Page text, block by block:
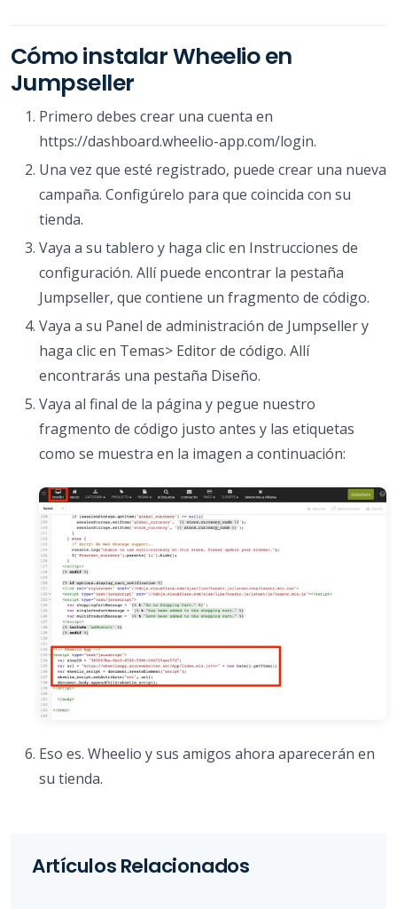
Cómo instalar Wheelio en
Jumpseller
Primero debes crear una cuenta en
https://dashboard.wheelio-app.com/login.
Una vez que esté registrado, puede crear una nueva
campaña. Configúrelo para que coincida con su
tienda.
Vaya a su tablero y haga clic en Instrucciones de
configuración. Allí puede encontrar la pestaña
Jumpseller, que contiene un fragmento de código.
Vaya a su Panel de administración de Jumpseller y
haga clic en Temas> Editor de código. Allí
encontrarás una pestaña Diseño.
Vaya al final de la página y pegue nuestro
fragmento de código justo antes y las etiquetas
como se muestra en la imagen a continuación:
Eso es. Wheelio y sus amigos ahora aparecerán en
su tienda.
Artículos Relacionados